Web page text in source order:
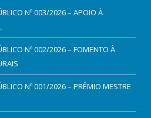
Nº 003/2026 – APOIO À
Nº 002/2026 – FOMENTO À
Nº 001/2026 – PRÊMIO MESTRE